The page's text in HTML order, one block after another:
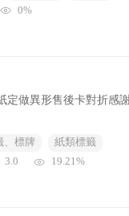
0%
定做異形售後卡對折感
、標牌
紙類標籤
3.0 19.21%